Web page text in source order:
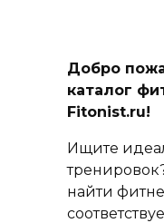
Добро
каталог
Fitonist.ru!
Ищите
найти